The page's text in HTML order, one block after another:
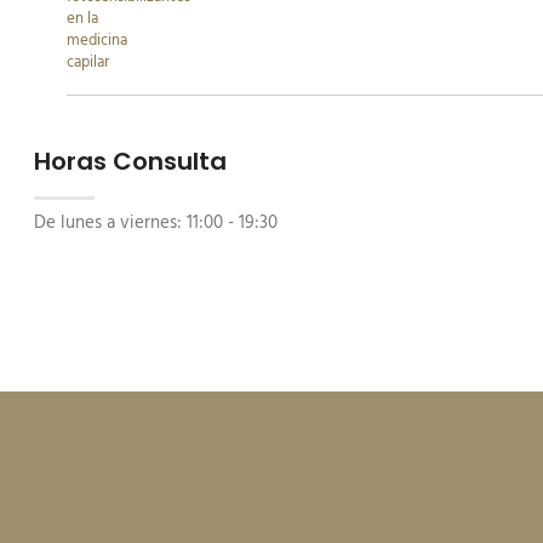
Horas Consulta
De lunes a viernes: 11:00 - 19:30